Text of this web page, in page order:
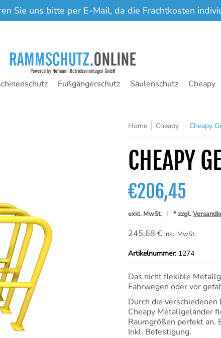
Sie uns bitte per E-Mail, da die Frachtkosten
Fußgängerschutz Säulenschutz Cheapy
Home Cheapy Cheapy
CHEAPY
€206,45
exkl. MwSt. * zzgl.
245,68 € inkl. MwSt.
Artikelnummer: 1274
Das nicht flexible
Fahrwegen oder vor
Durch die
Cheapy Metallgeländer
Raumgrößen perfekt an.
Inkl. Befestigung.